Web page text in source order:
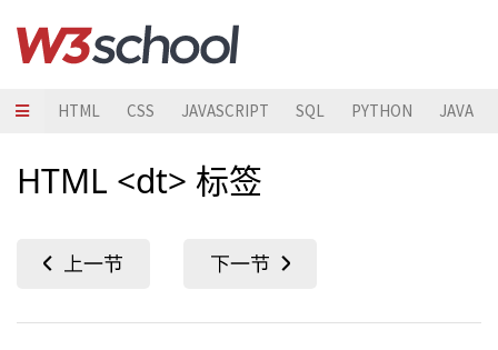
HTML CSS JAVASCRIPT SQL PYTHON JAVA
HTML <dt> 标签